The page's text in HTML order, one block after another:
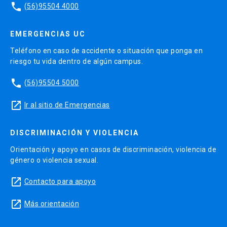
phone (56)95504 4000
EMERGENCIAS UC
Teléfono en caso de accidente o situación que ponga en
riesgo tu vida dentro de algún campus.
phone (56)95504 5000
launch Ir al sitio de Emergencias
DISCRIMINACIÓN Y VIOLENCIA
Orientación y apoyo en casos de discriminación, violencia de
género o violencia sexual.
launch Contacto para apoyo
launch Más orientación